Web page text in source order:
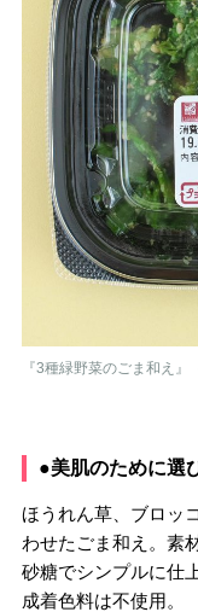
『3種緑野菜のごま和え』
●美肌のために選
ほうれん草、ブロッ
わせたごま和え。素
砂糖でシンプルに仕
成着色料は不使用。